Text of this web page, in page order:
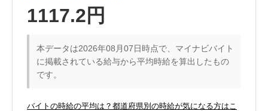
1117.2円
本データは2026年08月07日時点で、マイナビバイト
に掲載されている給与から平均時給を算出したもの
です。
バイトの時給の平均は？都道府県別の時給が気になる方はこ